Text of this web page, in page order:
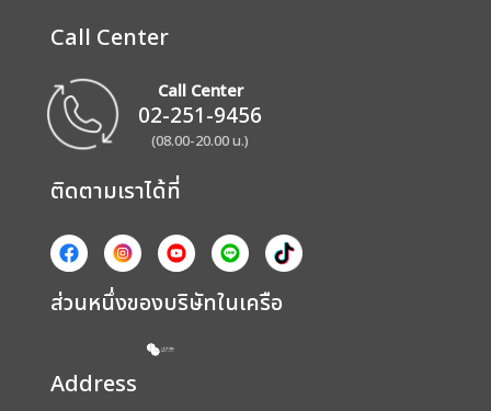
Call Center
Call Center
02-251-9456
(08.00-20.00 น.)
ติดตามเราได้ที่
ส่วนหนึ่งของบริษัทในเครือ
Address